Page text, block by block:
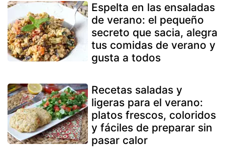
Espelta en las ensaladas
de verano: el pequeño
secreto que sacia, alegra
tus comidas de verano y
gusta a todos
Recetas saladas y
ligeras para el verano:
platos frescos, coloridos
y fáciles de preparar sin
pasar calor